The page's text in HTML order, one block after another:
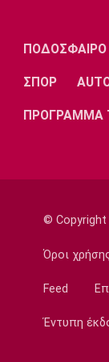
09:20
ΠΑΟΚ:
09:05
Ήττα της
Χάντμπολ
επίπεδο»
08:35
ΠΟΔΟΣΦΑΙΡΟ
ΣΠΟΡ
ΠΡΟΓΡΑΜΜΑ
©
Όροι
Feed
Έντυπη